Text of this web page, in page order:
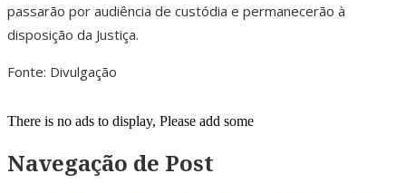
passarão por audiência de custódia e permanecerão à
disposição da Justiça.
Fonte: Divulgação
There is no ads to display, Please add some
Navegação de Post